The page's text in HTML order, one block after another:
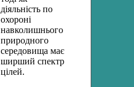
діяльність по
охороні
навколишньо­го
природного
середовища має
ширший спектр
цілей.